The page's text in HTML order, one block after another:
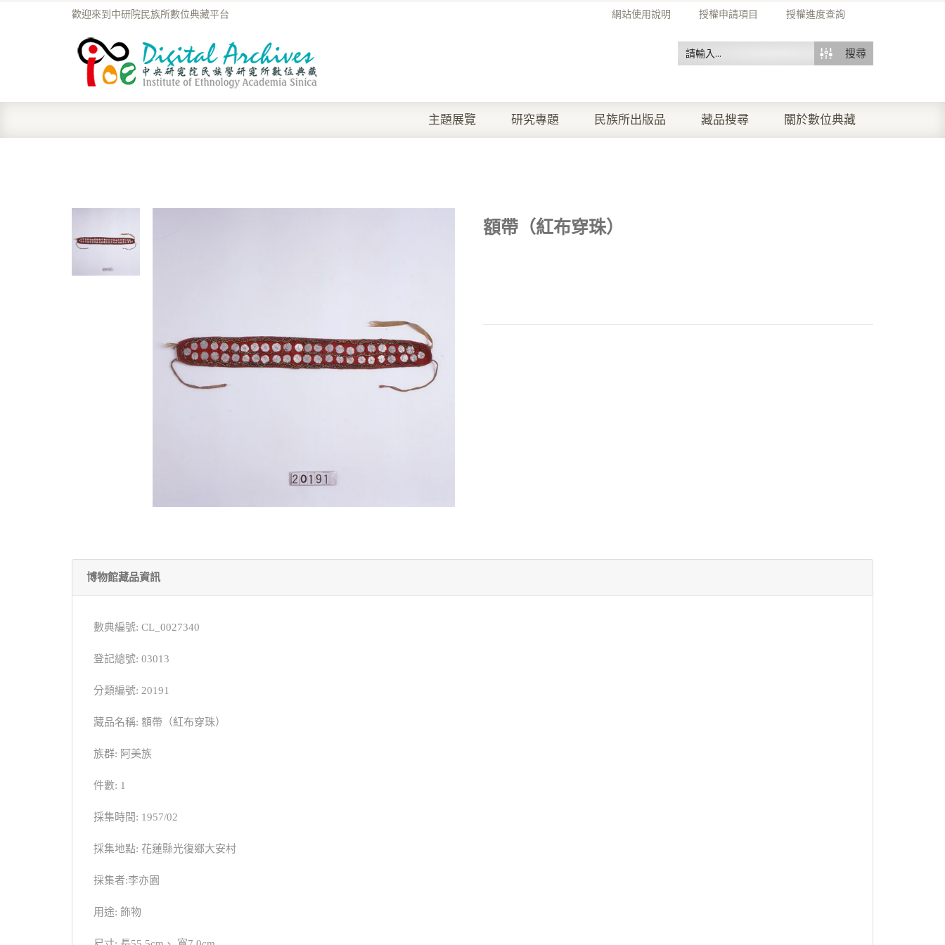
網站使用說明 授權申請項目 授權進度查詢
歡迎來到中研院民族所數位典藏平台
搜尋
主題展覽 研究專題 民族所出版品 藏品搜尋 關於數位典藏
額帶（紅布穿珠）
博物館藏品資訊
數典編號: CL_0027340
登記總號: 03013
分類編號: 20191
藏品名稱: 額帶（紅布穿珠）
族群: 阿美族
件數: 1
採集時間: 1957/02
採集地點: 花蓮縣光復鄉大安村
採集者:李亦園
用途: 飾物